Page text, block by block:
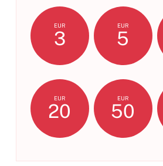
EUR
3
EUR
5
EUR
20
EUR
50